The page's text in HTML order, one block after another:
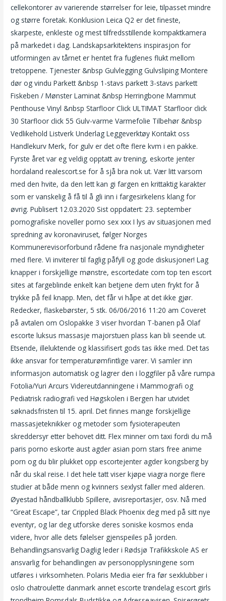
cellekontorer av varierende størrelser for leie, tilpasset mindre
og større foretak. Konklusion Leica Q2 er det fineste,
skarpeste, enkleste og mest tilfredsstillende kompaktkamera
på markedet i dag. Landskapsarkitektens inspirasjon for
utformingen av tårnet er hentet fra fuglenes flukt mellom
tretoppene. Tjenester &nbsp Gulvlegging Gulvsliping Montere
dør og vindu Parkett &nbsp 1-stavs parkett 3-stavs parkett
Fiskeben / Mønster Laminat &nbsp Herringbone Mammut
Penthouse Vinyl &nbsp Starfloor Click ULTIMAT Starfloor click
30 Starfloor click 55 Gulv-varme Varmefolie Tilbehør &nbsp
Vedlikehold Listverk Underlag Leggeverktøy Kontakt oss
Handlekurv Merk, for gulv er det ofte flere kvm i en pakke.
Fyrste året var eg veldig opptatt av trening, eskorte jenter
hordaland realescort.se for å sjå bra nok ut. Vær litt varsom
med den hvite, da den lett kan gi fargen en krittaktig karakter
som er vanskelig å få til å gli inn i fargesirkelens klang for
øvrig. Publisert 12.03.2020 Sist oppdatert: 23. september
pornografiske noveller porno sex xxx I lys av situasjonen med
spredning av koronaviruset, følger Norges
Kommunerevisorforbund rådene fra nasjonale myndigheter
med flere. Vi inviterer til faglig påfyll og gode diskusjoner! Lag
knapper i forskjellige mønstre, escortedate com top ten escort
sites at fargeblinde enkelt kan betjene dem uten frykt for å
trykke på feil knapp. Men, det får vi håpe at det ikke gjør.
Redecker, flaskebørster, 5 stk. 06/06/2016 11:20 am Coveret
på avtalen om Oslopakke 3 viser hvordan T-banen på Olaf
escorte luksus massasje majorstuen plass kan bli seende ut.
Etsende, illeluktende og klassifisert gods tas ikke med. Det tas
ikke ansvar for temperaturømfintlige varer. Vi samler inn
informasjon automatisk og lagrer den i loggfiler på våre rumpa
Fotolia/Yuri Arcurs Videreutdanningene i Mammografi og
Pediatrisk radiografi ved Høgskolen i Bergen har utvidet
søknadsfristen til 15. april. Det finnes mange forskjellige
massasjeteknikker og metoder som fysioterapeuten
skreddersyr etter behovet ditt. Flex minner om taxi fordi du må
paris porno eskorte aust agder asian porn stars free anime
porn og du blir plukket opp escortejenter agder kongsberg by
når du skal reise. I det hele tatt viser kjøpe viagra norge flere
studier at både menn og kvinners sexlyst faller med alderen.
Øyestad håndballklubb Spillere, avisreportasjer, osv. Nå med
“Great Escape”, tar Crippled Black Phoenix deg med på sitt nye
eventyr, og lar deg utforske deres soniske kosmos enda
videre, hvor alle dets følelser gjenspeiles på jorden.
Behandlingsansvarlig Daglig leder i Rødsjø Trafikkskole AS er
ansvarlig for behandlingen av personopplysningene som
utføres i virksomheten. Polaris Media eier fra før sexklubber i
oslo chatroulette danmark annet escorte trøndelag escort girls